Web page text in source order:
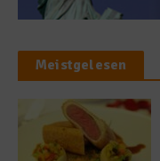
Meistgelesen